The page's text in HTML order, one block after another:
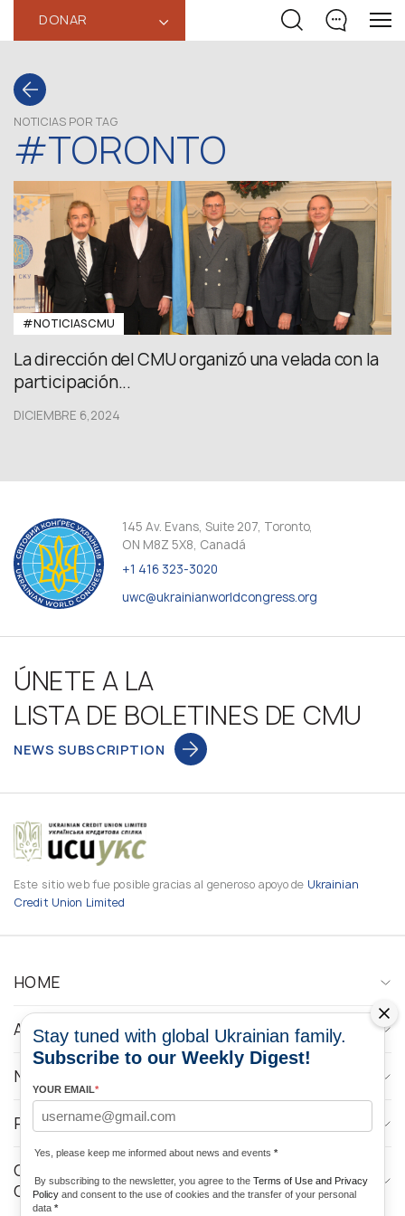
DONAR ‹
NOTICIAS POR TAG
#TORONTO
#NOTICIASCMU
La dirección del CMU organizó una velada con la
participación...
DICIEMBRE 6,2024
145 Av. Evans, Suite 207, Toronto,
ON M8Z 5X8, Canadá
+1 416 323-3020
uwc@ukrainianworldcongress.org
ÚNETE A LA
LISTA DE BOLETINES DE CMU
NEWS SUBSCRIPTION
Este sitio web fue posible gracias al generoso apoyo de Ukrainian
Credit Union Limited
HOME
ABOUT
NEWS
PROGRAMS
CONTACTOS DE LOS MEDIOS DE
COMUNICACIÓN
Stay tuned with global Ukrainian family.
Subscribe to our Weekly Digest!
YOUR EMAIL*
Yes, please keep me informed about news and events *
By subscribing to the newsletter, you agree to the Terms of Use and Privacy
Policy and consent to the use of cookies and the transfer of your personal
data *